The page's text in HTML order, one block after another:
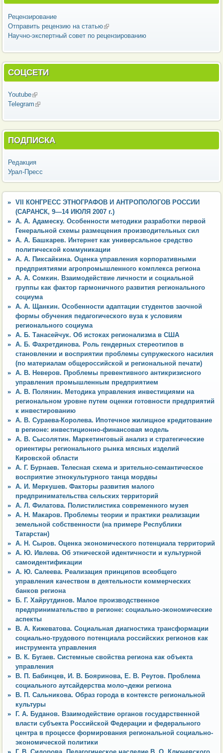
Рецензирование
Отправить рецензию на статью(внешняя ссылка)
Научно-экспертный совет по рецензированию
СОЦСЕТИ
Youtube(внешняя ссылка)
Telegram (внешняя ссылка)
ПОДПИСКА
Редакция
Урал-Пресс
VII КОНГРЕСС ЭТНОГРАФОВ И АНТРОПОЛОГОВ РОССИИ
(САРАНСК, 9—14 ИЮЛЯ 2007 г.)
А. А. Адамеску. Особенности методики разработки первой
Генеральной схемы размещения производительных сил
А. А. Башкарев. Интернет как универсальное средство
политической коммуникации
А. А. Пиксайкина. Оценка управления корпоративными
предприятиями агропромышленного комплекса региона
А. А. Сомкин. Взаимодействие личности и социальной
группы как фактор гармоничного развития регионального
социума
А. А. Щанкин. Особенности адаптации студентов заочной
формы обучения педагогического вуза к условиям
регионального социума
А. Б. Танасейчук. Об истоках регионализма в США
А. Б. Фахретдинова. Роль гендерных стереотипов в
становлении и восприятии проблемы супружеского насилия
(по материалам общероссийской и региональной печати)
А. В. Неверов. Проблемы превентивного антикризисного
управления промышленным предприятием
А. В. Полянин. Методика управления инвестициями на
региональном уровне путем оценки готовности предприятий
к инвестированию
А. В. Сураева-Королева. Ипотечное жилищное кредитование
в регионе: инвестиционно-финансовая модель
А. В. Сысолятин. Маркетинговый анализ и стратегические
ориентиры регионального рынка мясных изделий
Кировской области
А. Г. Бурнаев. Телесная схема и зрительно-семантическое
восприятие этнокультурного танца мордвы
А. И. Меркушев. Факторы развития малого
предпринимательства сельских территорий
А. Л. Филатова. Полистилистика современного музея
А. Н. Макаров. Проблемы теории и практики реализации
земельной собственности (на примере Республики
Татарстан)
А. Н. Сыров. Оценка экономического потенциала территорий
А. Ю. Ивлева. Об этнической идентичности и культурной
самоидентификации
А. Ю. Салеева. Реализация принципов всеобщего
управления качеством в деятельности коммерческих
банков региона
Б. Г. Хайрутдинов. Малое производственное
предпринимательство в регионе: социально-экономические
аспекты
В. А. Кижеватова. Социальная диагностика трансформации
социально-трудового потенциала российских регионов как
инструмента управления
В. К. Бугаев. Системные свойства региона как объекта
управления
В. П. Бабинцев, И. В. Бояринова, Е. В. Реутов. Проблема
социального аутсайдерства моло¬дежи региона
В. П. Сальникова. Образ города в контексте региональной
культуры
Г. А. Буданов. Взаимодействие органов государственной
власти субъекта Российской Федерации и федерального
центра в процессе формирования региональной социально-
экономической политики
Г. В. Сидорова. Педагогическое наследие В. О. Ключевского